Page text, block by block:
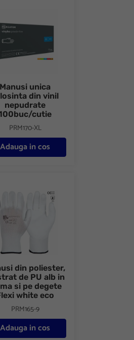
Manusi unica
din vinil
nepudrate
cutie
PRM170-XL
Adauga in cos
din poliester,
de PU alb in
si pe degete
white eco
PRM165-9
Adauga in cos